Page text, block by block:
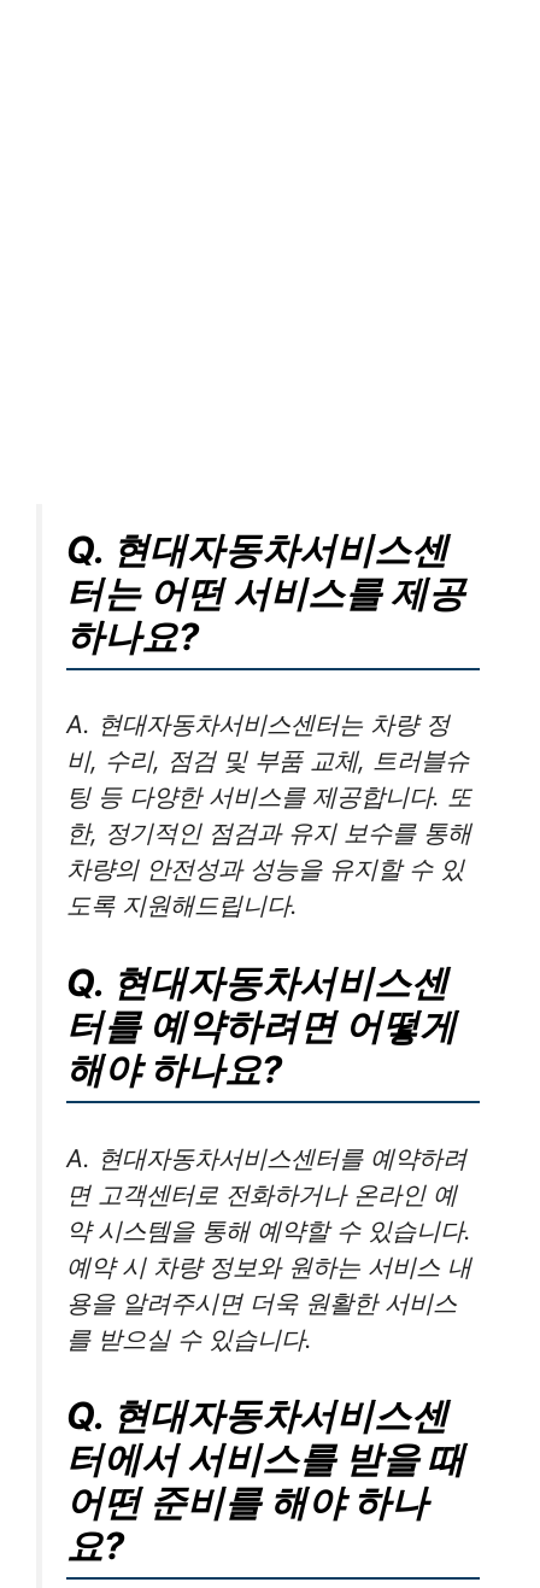
Q. 현대자동차서비스센
터는 어떤 서비스를 제공
하나요?
A. 현대자동차서비스센터는 차량 정
비, 수리, 점검 및 부품 교체, 트러블슈
팅 등 다양한 서비스를 제공합니다. 또
한, 정기적인 점검과 유지 보수를 통해
차량의 안전성과 성능을 유지할 수 있
도록 지원해드립니다.
Q. 현대자동차서비스센
터를 예약하려면 어떻게
해야 하나요?
A. 현대자동차서비스센터를 예약하려
면 고객센터로 전화하거나 온라인 예
약 시스템을 통해 예약할 수 있습니다.
예약 시 차량 정보와 원하는 서비스 내
용을 알려주시면 더욱 원활한 서비스
를 받으실 수 있습니다.
Q. 현대자동차서비스센
터에서 서비스를 받을 때
어떤 준비를 해야 하나
요?